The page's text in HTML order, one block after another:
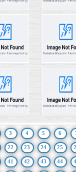
3 4 5 6
22 23 24 25
41 42 43 44